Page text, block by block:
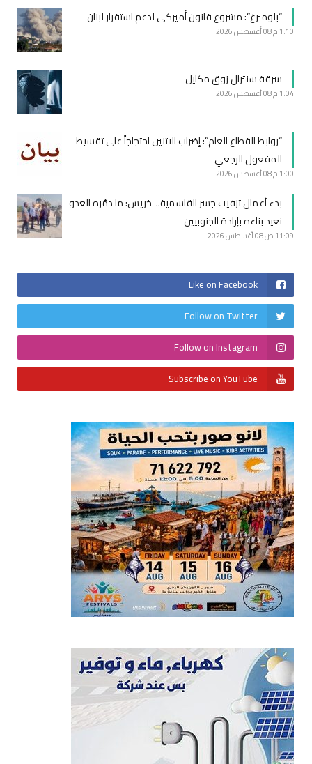
“بلومبرغ”: مشروع قانون أميركي لدعم استقرار لبنان
1:10 م 08 أغسطس 2026
سرقة سنترال زوق مكايل
1:04 م 08 أغسطس 2026
“روابط القطاع العام”: إضراب الاثنين احتجاجاً على تقسيط
المفعول الرجعي
1:00 م 08 أغسطس 2026
بدء أعمال تزفيت جسر القاسمية.. خريس: ما دمّره العدو
نعيد بناءه بإرادة الجنوبيين
11:09 ص 08 أغسطس 2026
Like on Facebook
Follow on Twitter
Follow on Instagram
Subscribe on YouTube